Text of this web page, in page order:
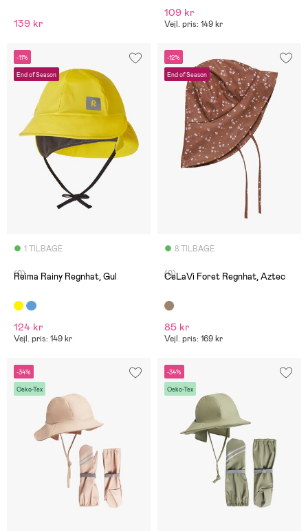
139 kr
109 kr
Vejl. pris: 149 kr
-11%
End of Season
1 TILBAGE
(0)
Reima Rainy Regnhat, Gul
124 kr
Vejl. pris: 149 kr
-12%
End of Season
8 TILBAGE
(0)
CeLaVi Foret Regnhat, Aztec
85 kr
Vejl. pris: 169 kr
-34%
Oeko-Tex
-34%
Oeko-Tex